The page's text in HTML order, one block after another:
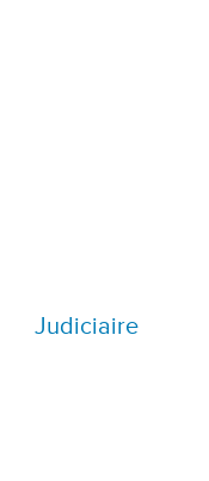
Judiciaire